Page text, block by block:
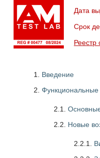
Дата
Срок
Реестр
Введение
Функциональные
2.1.
2.2. Новые
2.2.1.